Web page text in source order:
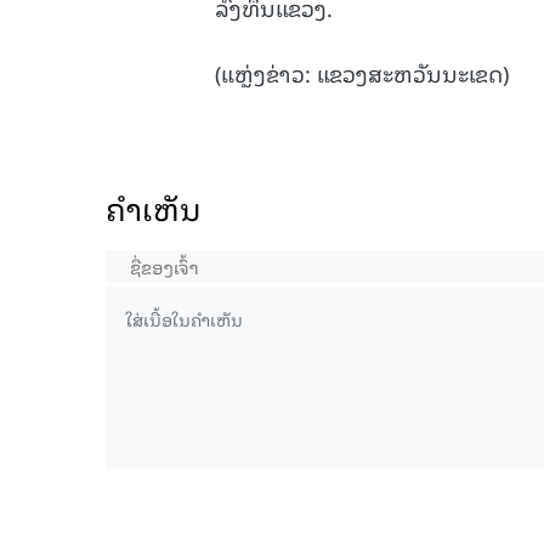
ລົງທຶນແຂວງ.
(ແຫຼ່ງຂ່າວ: ແຂວງສະຫວັນນະເຂດ)
ຄໍາເຫັນ